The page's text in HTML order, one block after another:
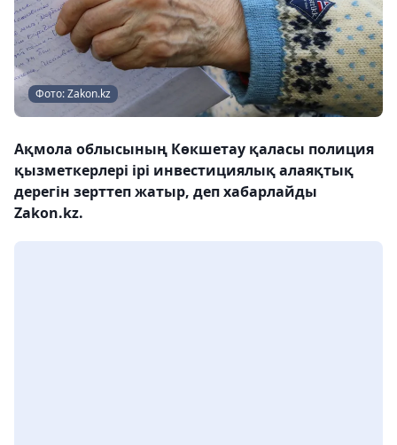
Фото: Zakon.kz
Ақмола облысының Көкшетау қаласы полиция
қызметкерлері ірі инвестициялық алаяқтық
дерегін зерттеп жатыр, деп хабарлайды
Zakon.kz.